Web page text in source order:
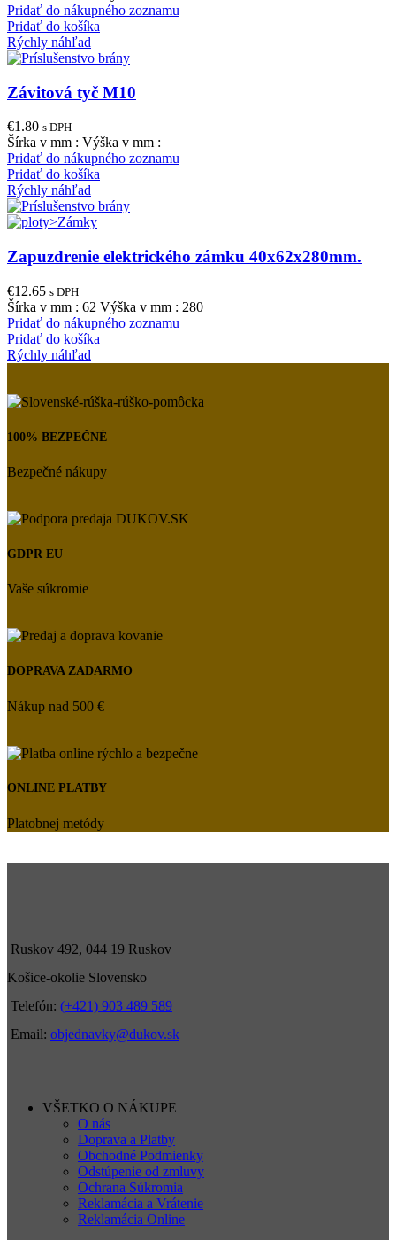
Pridať do nákupného zoznamu
Pridať do košíka
Rýchly náhľad
Závitová tyč M10
€1.80 s DPH
Šírka v mm : Výška v mm :
Pridať do nákupného zoznamu
Pridať do košíka
Rýchly náhľad
Zapuzdrenie elektrického zámku 40x62x280mm.
€12.65 s DPH
Šírka v mm : 62 Výška v mm : 280
Pridať do nákupného zoznamu
Pridať do košíka
Rýchly náhľad
100% BEZPEČNÉ
Bezpečné nákupy
GDPR EU
Vaše súkromie
DOPRAVA ZADARMO
Nákup nad 500 €
ONLINE PLATBY
Platobnej metódy
Ruskov 492, 044 19 Ruskov
Košice-okolie Slovensko
Telefón: (+421) 903 489 589
Email: objednavky@dukov.sk
VŠETKO O NÁKUPE
O nás
Doprava a Platby
Obchodné Podmienky
Odstúpenie od zmluvy
Ochrana Súkromia
Reklamácia a Vrátenie
Reklamácia Online